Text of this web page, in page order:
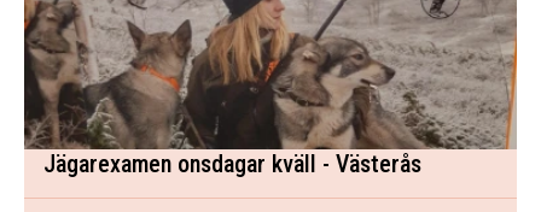
Jägarexamen onsdagar kväll - Västerås